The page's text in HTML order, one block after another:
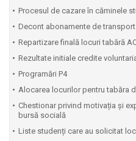
Procesul de cazare în căminele
Decont abonamente de transport
Repartizare finală locuri tabără
Rezultate initiale credite
Programări P4
Alocarea locurilor pentru tabăra
Chestionar privind motivația și
bursă socială
Liste studenți care au solicitat